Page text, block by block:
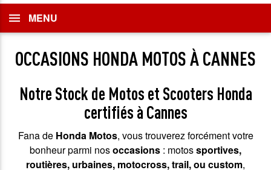
MENU
OCCASIONS HONDA MOTOS À CANNES
Notre Stock de Motos et Scooters Honda
certifiés à Cannes
Fana de Honda Motos, vous trouverez forcément votre
bonheur parmi nosoccasions : motossportives,
routières, urbaines, motocross, trail, ou custom,